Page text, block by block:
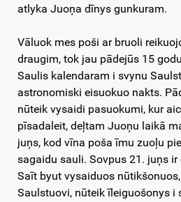
atlyka Juoņa dīnys gunkuram.
Vāluok mes poši ar bruoli
draugim, tok jau pādejūs 15
Saulis kalendaram i svynu
astronomiski eisuokuo nakts.
nūteik vysaidi pasuokumi, kur
pīsadaleit, deļtam Juoņu laikā
juņs, kod vīna poša īmu zuoļu
sagaidu sauli. Sovpus 21. juņs
Saīt byut vysaiduos
Saulstuovi, nūteik īleiguošonys i